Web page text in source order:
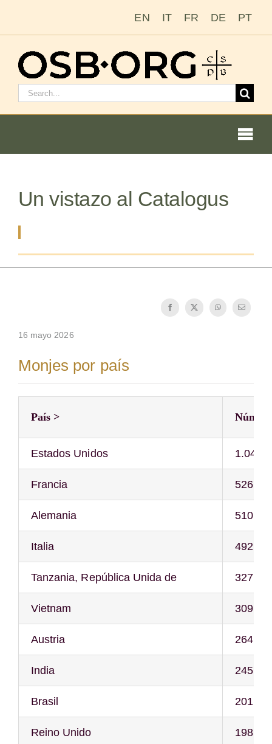
EN IT FR DE PT
Buscar:
Nuestras raíces
La orden benedictina
NEXUS
Un vistazo al Catalogus
16 mayo 2026
Monjes por país
País >
Estados Unidos 1.040
Francia 526
Alemania 510
Italia 492
Tanzania, República Unida de 327
Vietnam 309
Austria 264
India 245
Brasil 201
Reino Unido 198